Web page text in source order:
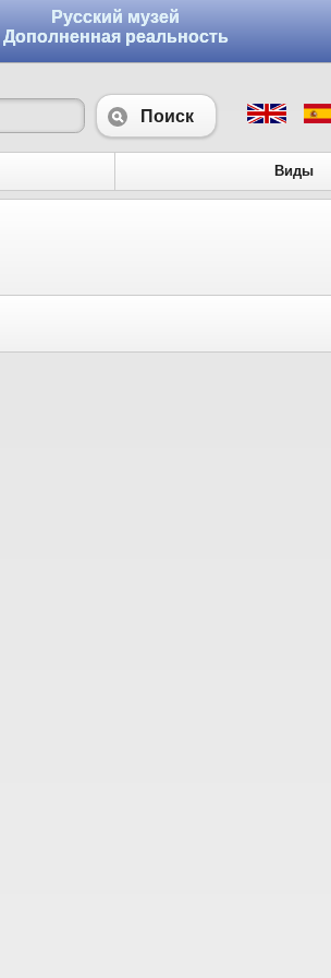
Русский музей
Дополненная реальность
Поиск
Виды